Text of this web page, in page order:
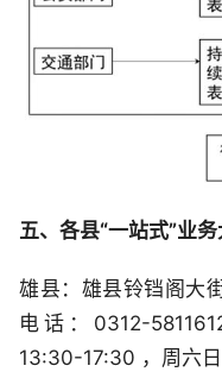
五、各县“一站式”业
雄县：雄县铃铛阁大
电话：0312-
13:30-17:30 ，周六日